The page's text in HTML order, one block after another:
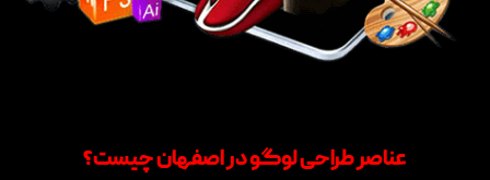
عناصر طراحی لوگو در اصفهان چیست؟